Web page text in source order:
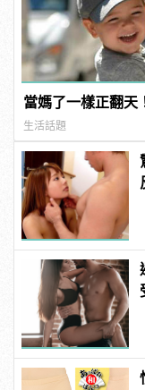
當媽了一樣正翻天
生活話題